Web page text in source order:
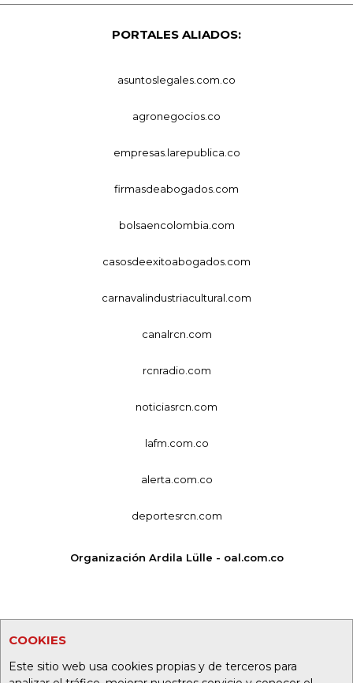
COOKIES
Este sitio web usa cookies propias y de terceros para
PORTALES ALIADOS:
asuntoslegales.com.co
agronegocios.co
empresas.larepublica.co
firmasdeabogados.com
bolsaencolombia.com
casosdeexitoabogados.com
carnavalindustriacultural.com
canalrcn.com
rcnradio.com
noticiasrcn.com
lafm.com.co
alerta.com.co
deportesrcn.com
Organización Ardila Lülle - oal.com.co